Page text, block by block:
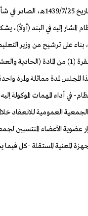
على ترشيح من وزير
(أولاً).
لمدة مماثلة ولمرة
المعنية المستقلة -كل